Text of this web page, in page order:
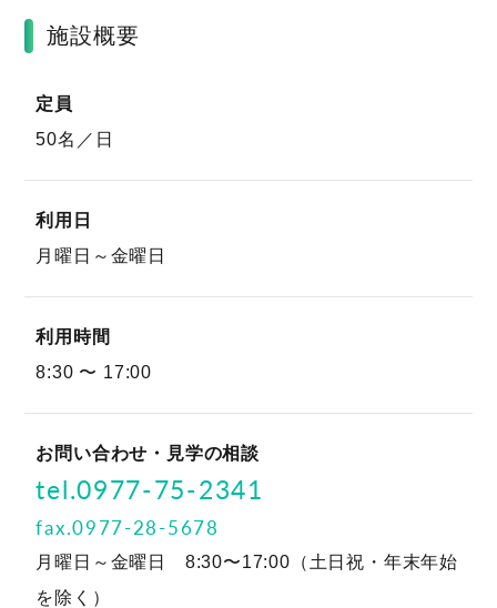
施設概要
定員
50名／日
利用日
月曜日～金曜日
利用時間
8:30 〜 17:00
お問い合わせ・ 見学の相談
tel.0977-75-2341
fax.0977-28-5678
月曜日～金曜日 8:30〜17:00（土日祝・年末年始
を除く）